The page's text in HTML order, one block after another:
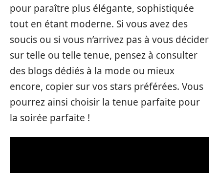
pour paraître plus élégante, sophistiquée
tout en étant moderne. Si vous avez des
soucis ou si vous n’arrivez pas à vous décider
sur telle ou telle tenue, pensez à consulter
des blogs dédiés à la mode ou mieux
encore, copier sur vos stars préférées. Vous
pourrez ainsi choisir la tenue parfaite pour
la soirée parfaite !